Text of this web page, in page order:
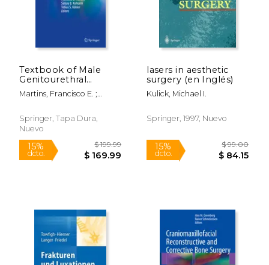
$ 145.38 50%
dcto.
Textbook of Male
Genitourethral
Reconstruction (en
Inglés)
Martins, Francisco E. ;
Tobias S.
Springer, Tapa Dura,
Nuevo
lasers in aesthetic
surgery (en Inglés)
Kulick, Michael I.
Springer, 1997, Nuevo